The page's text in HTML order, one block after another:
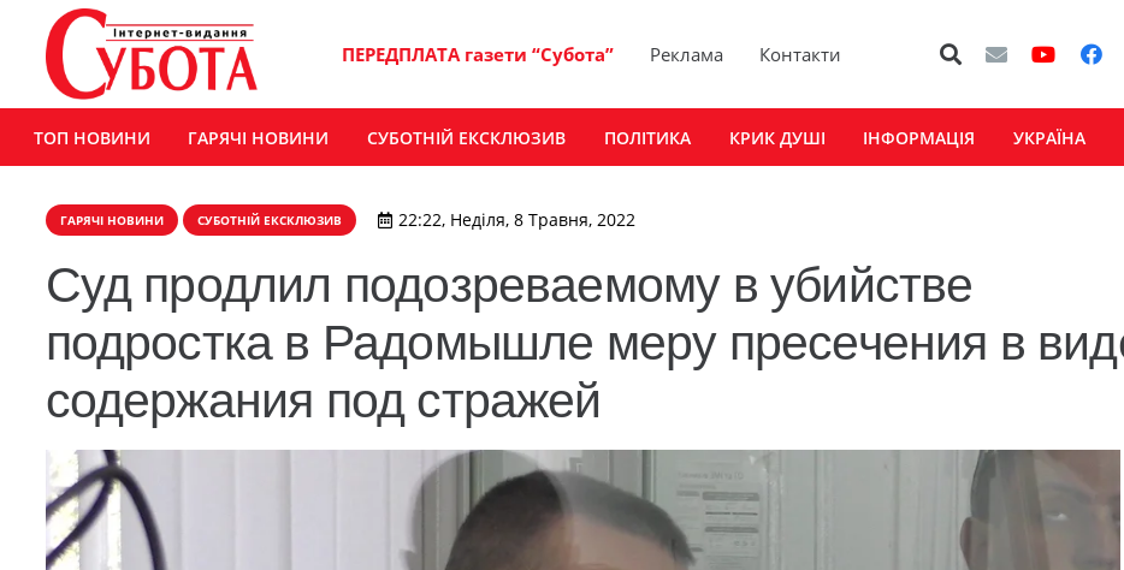
ПЕРЕДПЛАТА газети “Субота” Реклама Контакти
ТОП НОВИНИ ГАРЯЧІ НОВИНИ СУБОТНІЙ ЕКСКЛЮЗИВ ПОЛІТИКА КРИК ДУШІ ІНФОРМАЦІЯ УКРАЇНА
ГАРЯЧІ НОВИНИ СУБОТНІЙ ЕКСКЛЮЗИВ 22:22, Неділя, 8 Травня, 2022
Суд продлил подозреваемому в убийстве
подростка в Радомышле меру пресечения в
содержания под стражей